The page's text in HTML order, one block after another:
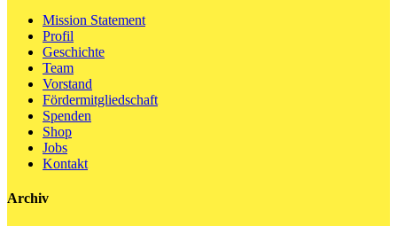
Mission Statement
Profil
Geschichte
Team
Vorstand
Fördermitgliedschaft
Spenden
Shop
Jobs
Kontakt
Archiv